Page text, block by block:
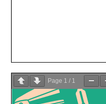
Page 1 / 1